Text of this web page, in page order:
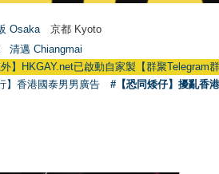
Osaka 京都 Kyoto
清邁 Chiangmai
已啟動自家製【群聚Telegram群組】
】香港國泰男男廣告 #【恐同矮仔】擾亂香